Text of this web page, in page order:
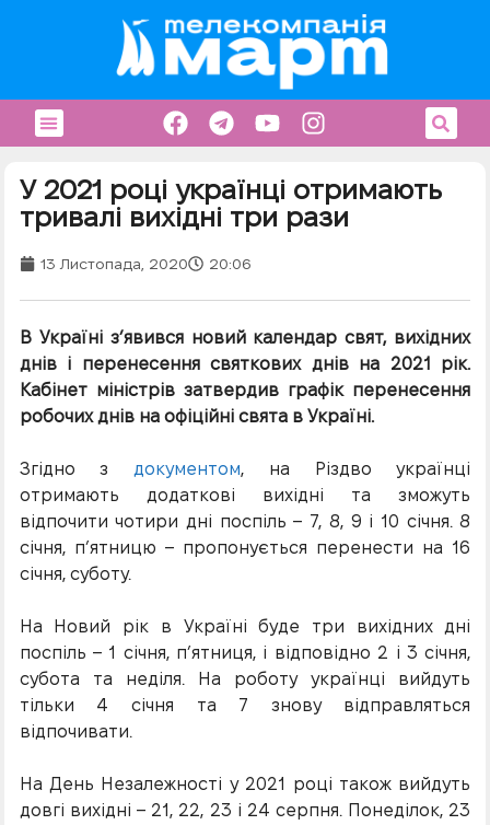
У 2021 році українці отримають
тривалі вихідні три рази
13 Листопада, 2020 20:06
В Україні з’явився новий календар свят, вихідних
днів і перенесення святкових днів на 2021 рік.
Кабінет міністрів затвердив графік перенесення
робочих днів на офіційні свята в Україні.
Згідно з документом, на Різдво українці
отримають додаткові вихідні та зможуть
відпочити чотири дні поспіль – 7, 8, 9 і 10 січня. 8
січня, п’ятницю – пропонується перенести на 16
січня, суботу.
На Новий рік в Україні буде три вихідних дні
поспіль – 1 січня, п’ятниця, і відповідно 2 і 3 січня,
субота та неділя. На роботу українці вийдуть
тільки 4 січня та 7 знову відправляться
відпочивати.
На День Незалежності у 2021 році також вийдуть
довгі вихідні – 21, 22, 23 і 24 серпня. Понеділок, 23